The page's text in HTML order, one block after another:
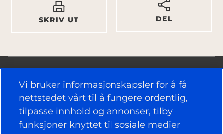
SKRIV UT DEL
NYTTIGE KOBLINGER
Vi bruker informasjonskapsler for å få
nettstedet vårt til å fungere ordentlig,
tilpasse innhold og annonser, tilby
funksjoner knyttet til sosiale medier